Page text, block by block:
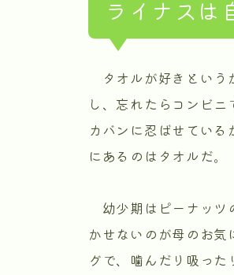
ライナスは
タオルが好きという
し、忘れたらコンビ
カバンに忍ばせてい
にあるのはタオルだ。
幼少期はピーナッツ
かせないのが母のお
グで、噛んだり吸っ